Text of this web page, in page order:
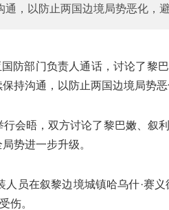
，以防止两国边境局势恶化，
防部门负责人通话，讨论了黎
持沟通，以防止两国边境局势恶
会晤，双方讨论了黎巴嫩、叙
势进一步升级。
员在叙黎边境城镇哈乌什·赛
伤。